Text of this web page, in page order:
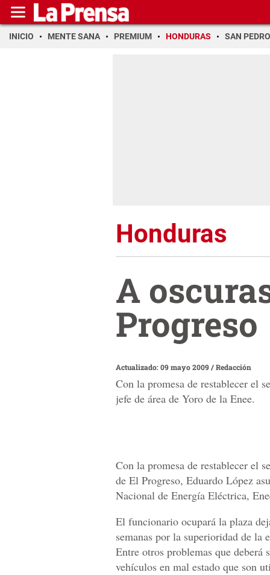
INICIO MENTE SANA PREMIUM HONDURAS SAN PEDRO
Honduras
A
Progreso
Actualizado: 09 mayo 2009/Redacción
Con la promesa de restablecer el
jefe de área de Yoro de la Enee.
Con la promesa de restablecer el
de El Progreso, Eduardo López
Nacional de Energía Eléctrica,
El funcionario ocupará la plaza
semanas por la superioridad de la
Entre otros problemas que deberá
vehículos en mal estado que son